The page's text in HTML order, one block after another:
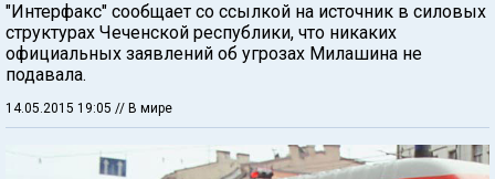
"Интерфакс" сообщает со ссылкой на источник в силовых
структурах Чеченской республики, что никаких
официальных заявлений об угрозах Милашина не
подавала.
14.05.2015 19:05 // В мире